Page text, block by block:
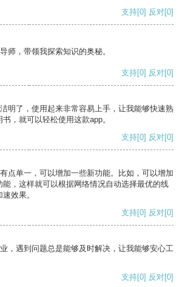
支持[0] 反对[0]
师，带领我探索知识的奥秘。
支持[0] 反对[0]
明了，使用起来非常容易上手，让我能够快速熟
，就可以轻松使用这款app。
支持[0] 反对[0]
点单一，可以增加一些新功能。比如，可以增加
，这样就可以根据网络情况自动选择最优的线
效果。
支持[0] 反对[0]
，遇到问题总是能够及时解决，让我能够安心工
支持[0] 反对[0]